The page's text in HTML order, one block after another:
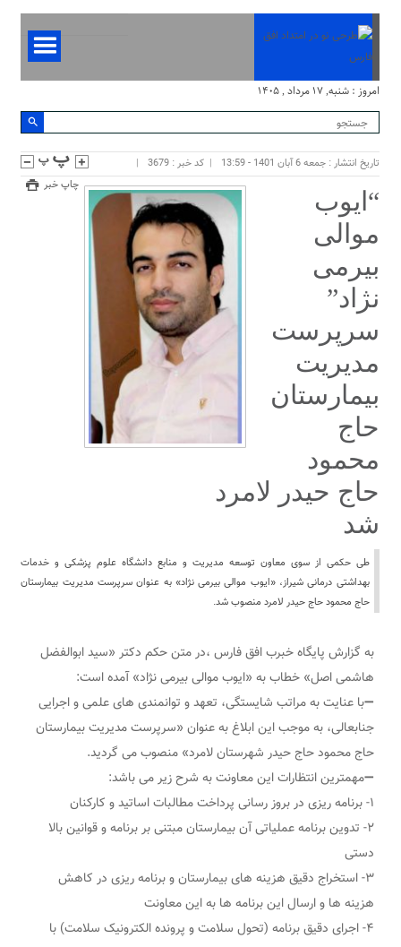
امروز : شنبه, ۱۷ مرداد , ۱۴۰۵
تاریخ انتشار : جمعه 6 آبان 1401 - 13:59
کد خبر : 3679
چاپ خبر
“ایوب
موالی
بیرمی
نژاد”
سرپرست
مدیریت
بیمارستان
حاج
محمود
حاج حیدر لامرد
شد
طی حکمی از سوی معاون توسعه مدیریت و منابع دانشگاه علوم پزشکی و خدمات
بهداشتی درمانی شیراز، «ایوب موالی بیرمی نژاد» به عنوان سرپرست مدیریت بیمارستان
حاج محمود حاج حیدر لامرد منصوب شد.
به گزارش پایگاه خبرب افق فارس ،در متن حکم دکتر «سید ابوالفضل
هاشمی اصل» خطاب به «ایوب موالی بیرمی نژاد» آمده است:
➖با عنایت به مراتب شایستگی، تعهد و توانمندی های علمی و اجرایی
جنابعالی، به موجب این ابلاغ به عنوان «سرپرست مدیریت بیمارستان
حاج محمود حاج حیدر شهرستان لامرد» منصوب می گردید.
➖مهمترین انتظارات این معاونت به شرح زیر می باشد:
۱- برنامه ریزی در بروز رسانی پرداخت مطالبات اساتید و کارکنان
۲- تدوین برنامه عملیاتی آن بیمارستان مبتنی بر برنامه و قوانین بالا
دستی
۳- استخراج دقیق هزینه های بیمارستان و برنامه ریزی در کاهش
هزینه ها و ارسال این برنامه ها به این معاونت
۴- اجرای دقیق برنامه (تحول سلامت و پرونده الکترونیک سلامت) با